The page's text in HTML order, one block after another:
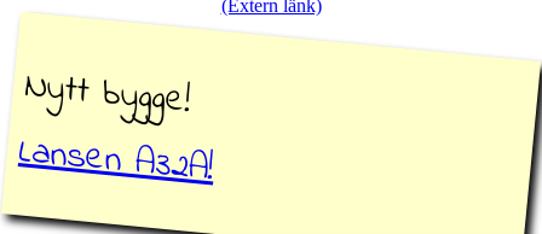
(Extern länk)
Nytt bygge!
Lansen A32A!